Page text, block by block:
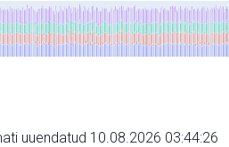
uuendatud 10.08.2026 03:44:26